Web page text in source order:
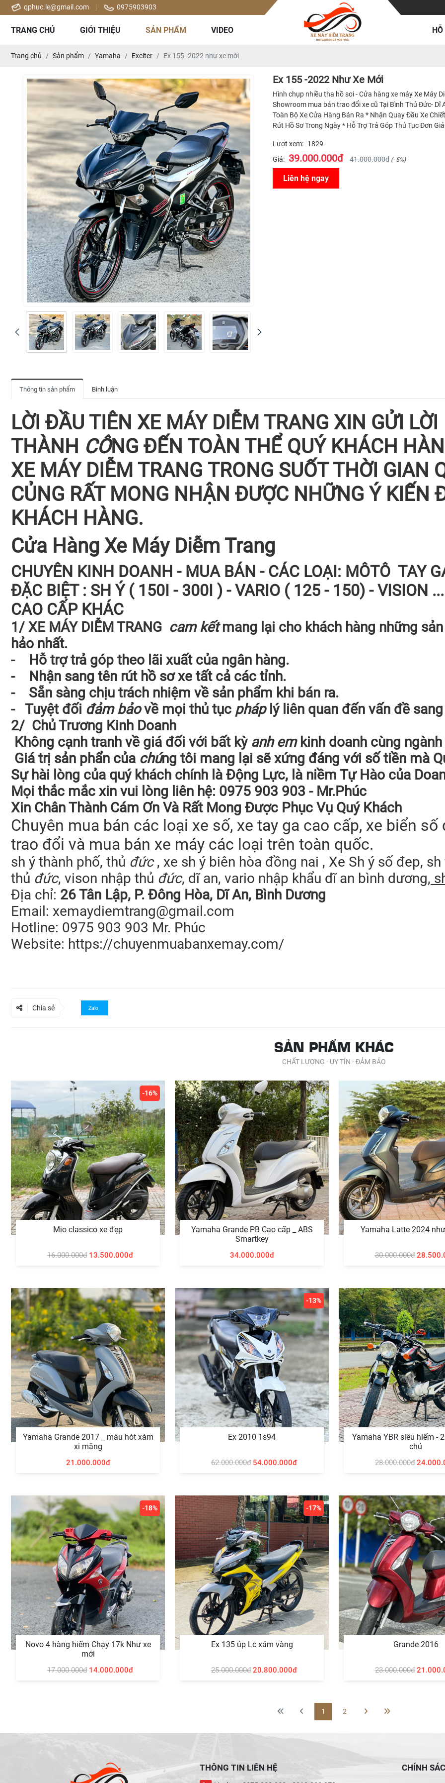
qphuc.le@gmail.com 0975903903
TRANG CHỦ GIỚI THIỆU SẢN PHẨM VIDEO
Trang chủ Sản phẩm Yamaha Exciter Ex 155 -2022 như xe mới
Ex 155 -2022 Như Xe Mới
Hình chụp nhiều tha hồ soi - Cửa hàng xe máy Xe Máy
Showroom mua bán trao đổi xe cũ Tại Bình Thủ Đức-
Toàn Bộ Xe Cửa Hàng Bán Ra * Nhận Quay Đầu Xe
Rút Hồ Sơ Trong Ngày * Hỗ Trợ Trả Góp Thủ Tục Đơn
Lượt xem: 1829
Giá: 39.000.000đ 41.000.000đ (- 5%)
Liên hệ ngay
Thông tin sản phẩm Bình luận
LỜI ĐẦU TIÊN XE MÁY DIỄM TRANG XIN GỬI LỜI
THÀNH CÔNG ĐẾN TOÀN THỂ QUÝ KHÁCH
XE MÁY DIỄM TRANG TRONG SUỐT THỜI GIAN
CỦNG RẤT MONG NHẬN ĐƯỢC NHỮNG Ý KIẾN
KHÁCH HÀNG.
Cửa Hàng Xe Máy Diễm Trang
CHUYÊN KINH DOANH - MUA BÁN - CÁC LOẠI: MÔTÔ TAY
ĐẶC BIỆT : SH Ý ( 150I - 300I ) - VARIO ( 125 - 150) - VISION
CAO CẤP KHÁC
1/ XE MÁY DIỄM TRANG cam kếtmang lại cho khách hàng những
hảo nhất.
- Hỗ trợ trả góp theo lãi xuất của ngân hàng.
- Nhận sang tên rút hồ sơ xe tất cả các tỉnh.
- Sẵn sàng chịu trách nhiệm về sản phẩm khi bán ra.
- Tuyệt đối đảm bảovề mọi thủ tục pháp lý liên quan đến vấn đề
2/ Chủ Trương Kinh Doanh
Không cạnh tranh về giá đối với bất kỳanh em kinh doanh cùng
Giá trị sản phẩn của chúng tôi mang lại sẽ xứng đáng với số tiền mà
Sự hài lòng của quý khách chính là Động Lực, là niềm Tự Hào của
Mọi thắc mắc xin vui lòng liên hệ: 0975 903 903 - Mr.Phúc
Xin Chân Thành Cám Ơn Và Rất Mong Được Phục Vụ Quý Khách
Chuyên mua bán các loại xe số, xe tay ga cao cấp, xe biển
trao đổi và mua bán xe máy các loại trên toàn quốc.
sh ý thành phố, thủ đức, xe sh ý biên hòa đồng nai , Xe Sh ý số đep,
thủ đức, vison nhập thủ đức, dĩ an, vario nhập khẩu dĩ an bình dương,
Địa chỉ: 26 Tân Lập, P. Đông Hòa, Dĩ An, Bình Dương
Email: xemaydiemtrang@gmail.com
Hotline: 0975 903 903 Mr. Phúc
Website: https://chuyenmuabanxemay.com/
Chia sẻ Zalo
SẢN PHẨM KHÁC
CHẤT LƯỢNG - UY TÍN - ĐẢM BẢO
Mio classico xe đẹp
16.000.000đ 13.500.000đ
-16%
Yamaha Grande PB Cao cấp _ ABS
Smartkey
34.000.000đ
Yamaha Latte 2024
30.000.000đ
Yamaha Grande 2017 _ màu hót xám
xi măng
21.000.000đ
Ex 2010 1s94
62.000.000đ 54.000.000đ
-13%
Yamaha YBR siêu hiếm -
chủ
28.000.000đ
Novo 4 hàng hiếm Chạy 17k Như xe
mới
17.000.000đ 14.000.000đ
-18%
Ex 135 úp Lc xám vàng
25.000.000đ20.800.000đ
-17%
Grande 2016
23.000.000đ
1 2
THÔNG TIN LIÊN HỆ CHÍNH